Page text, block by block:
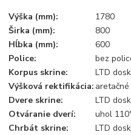
Výška (mm):
1780
Širka (mm):
800
Hĺbka (mm):
600
Police:
bez
Korpus skrine:
LTD
Výšková rektifikácia:
Dvere skrine:
LTD
Otváranie dverí:
uhol
Chrbát skrine:
LTD